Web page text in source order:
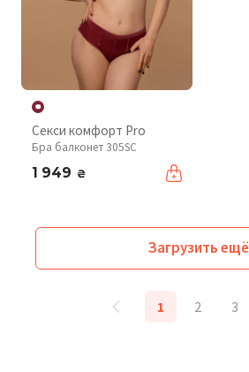
Секси комфорт Pro
Бра балконет 305SC
1 949 ₴
Загрузить ещё
1 2 3